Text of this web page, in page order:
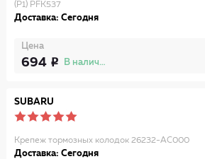
(P1) PFK537
Доставка: Сегодня
Цена
694 В наличии
SUBARU
Крепеж тормозных колодок 26232-AC000
Доставка: Сегодня